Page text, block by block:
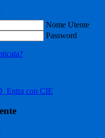
Nome Utente
Password
Entra con CIE